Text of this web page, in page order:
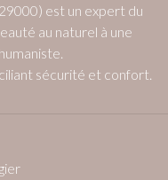
est un expert du
au naturel à une
sécurité et confort.